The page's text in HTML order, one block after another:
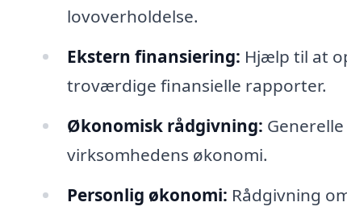
lovoverholdelse.
Ekstern finansiering: Hjælp til at
troværdige finansielle rapporter.
Økonomisk rådgivning:
virksomhedens økonomi.
Personlig økonomi: Rådgivning